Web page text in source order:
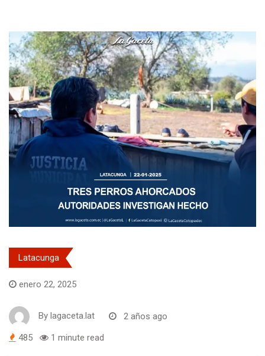
Latacunga
enero 22, 2025
By lagaceta.lat 2 años ago
485 1 minute read